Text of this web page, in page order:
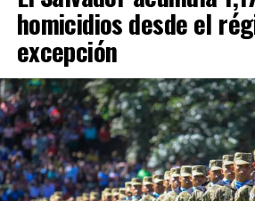
homicidios desde el
excepción